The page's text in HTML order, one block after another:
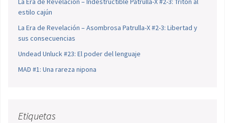
estilo cajún
La Era de Revelación – Asombrosa Patrulla-X #2-3: Libertad y
sus consecuencias
Undead Unluck #23: El poder del lenguaje
MAD #1: Una rareza nipona
Etiquetas